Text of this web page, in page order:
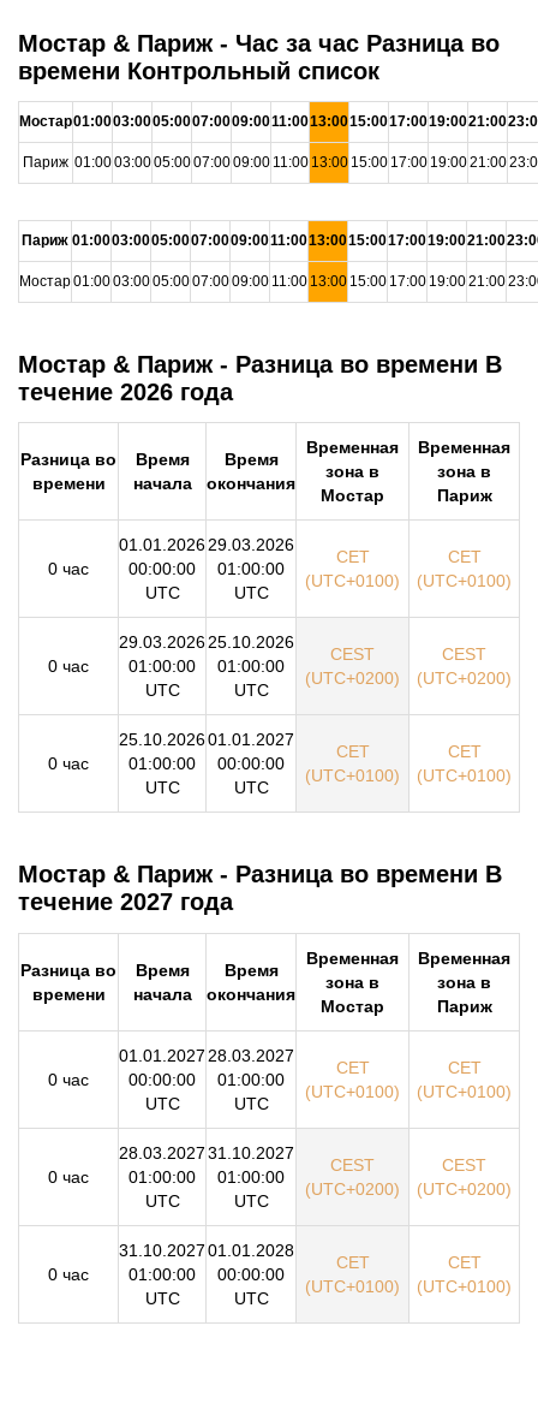
Мостар & Париж - Час за час Разница во
времени Контрольный список
Мостар01:0003:0005:0007:0009:0011:0013:0015:0017:0019:0021:00
Париж 01:0003:0005:0007:0009:00 11:00 13:00 15:00 17:00 19:0021:00
Париж 01:0003:0005:0007:0009:0011:0013:0015:0017:0019:0021:00
Мостар01:0003:0005:0007:0009:00 11:00 13:00 15:00 17:00 19:0021:00
Мостар & Париж - Разница во времени В
течение 2026 года
Разница во
времени
Время
начала
Время
окончания
Временная
зона в
Мостар
Временная
зона в
Париж
0 час
01.01.2026
00:00:00
UTC
29.03.2026
01:00:00
UTC
CET
(UTC+0100)
CET
(UTC+0100)
0 час
29.03.2026
01:00:00
UTC
25.10.2026
01:00:00
UTC
CEST
(UTC+0200)
CEST
(UTC+0200)
0 час
25.10.2026
01:00:00
UTC
01.01.2027
00:00:00
UTC
CET
(UTC+0100)
CET
(UTC+0100)
Мостар & Париж - Разница во времени В
течение 2027 года
Разница во
времени
Время
начала
Время
окончания
Временная
зона в
Мостар
Временная
зона в
Париж
0 час
01.01.2027
00:00:00
UTC
28.03.2027
01:00:00
UTC
CET
(UTC+0100)
CET
(UTC+0100)
0 час
28.03.2027
01:00:00
UTC
31.10.2027
01:00:00
UTC
CEST
(UTC+0200)
CEST
(UTC+0200)
0 час
31.10.2027
01:00:00
UTC
01.01.2028
00:00:00
UTC
CET
(UTC+0100)
CET
(UTC+0100)